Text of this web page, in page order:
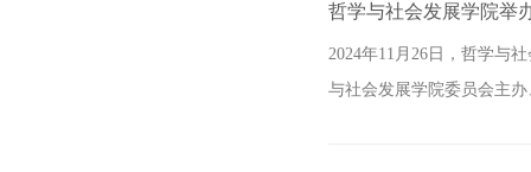
哲学与社会发展学院举
2024年11月26日，哲学与
与社会发展学院委员会主